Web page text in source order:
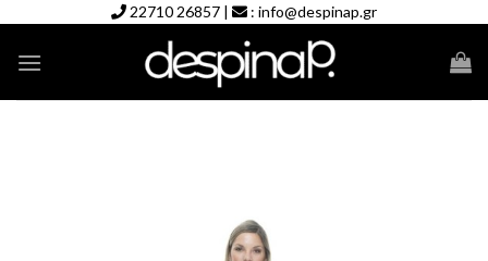
content
22710 26857 | : info@despinap.gr